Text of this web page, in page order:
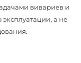
вивариев и
а не